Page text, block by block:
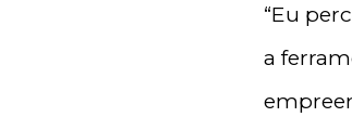
“Eu
a